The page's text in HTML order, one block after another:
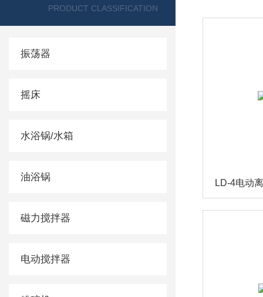
PRODUCT CLASSIFICATION
振荡器
摇床
水浴锅/水箱
油浴锅
磁力搅拌器
电动搅拌器
LD-4电动